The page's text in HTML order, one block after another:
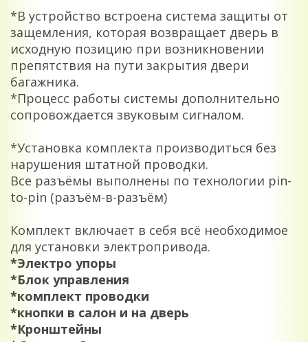
*В устройство встроена система защиты от
защемления, которая возвращает дверь в
исходную позицию при возникновении
препятствия на пути закрытия двери
багажника.
*Процесс работы системы дополнительно
сопровождается звуковым сигналом.
*Установка комплекта производиться без
нарушения штатной проводки.
Все разъёмы выполнены по технологии pin-
to-pin (разъём-в-разъём)
Комплект включает в себя всё необходимое
для установки электропривода.
*Электро упоры
*Блок управления
*комплект проводки
*кнопки в салон и на дверь
*Кронштейны